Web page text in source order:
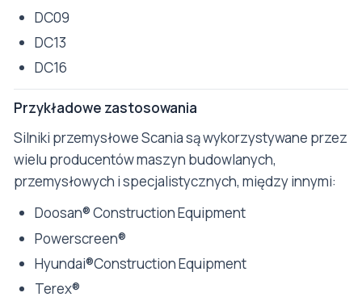
DC09
DC13
DC16
Przykładowe zastosowania
Silniki przemysłowe Scania są wykorzystywane przez
wielu producentów maszyn budowlanych,
przemysłowych i specjalistycznych, między innymi:
Doosan® Construction Equipment
Powerscreen®
Hyundai®Construction Equipment
Terex®